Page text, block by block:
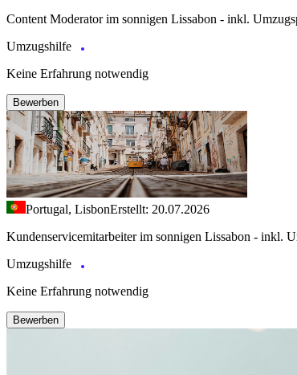
Content Moderator im sonnigen Lissabon - inkl.
Umzugshilfe
Keine Erfahrung notwendig
Bewerben
Portugal, LisbonErstellt: 20.07.2026
Kundenservicemitarbeiter im sonnigen Lissabon - inkl.
Umzugshilfe
Keine Erfahrung notwendig
Bewerben